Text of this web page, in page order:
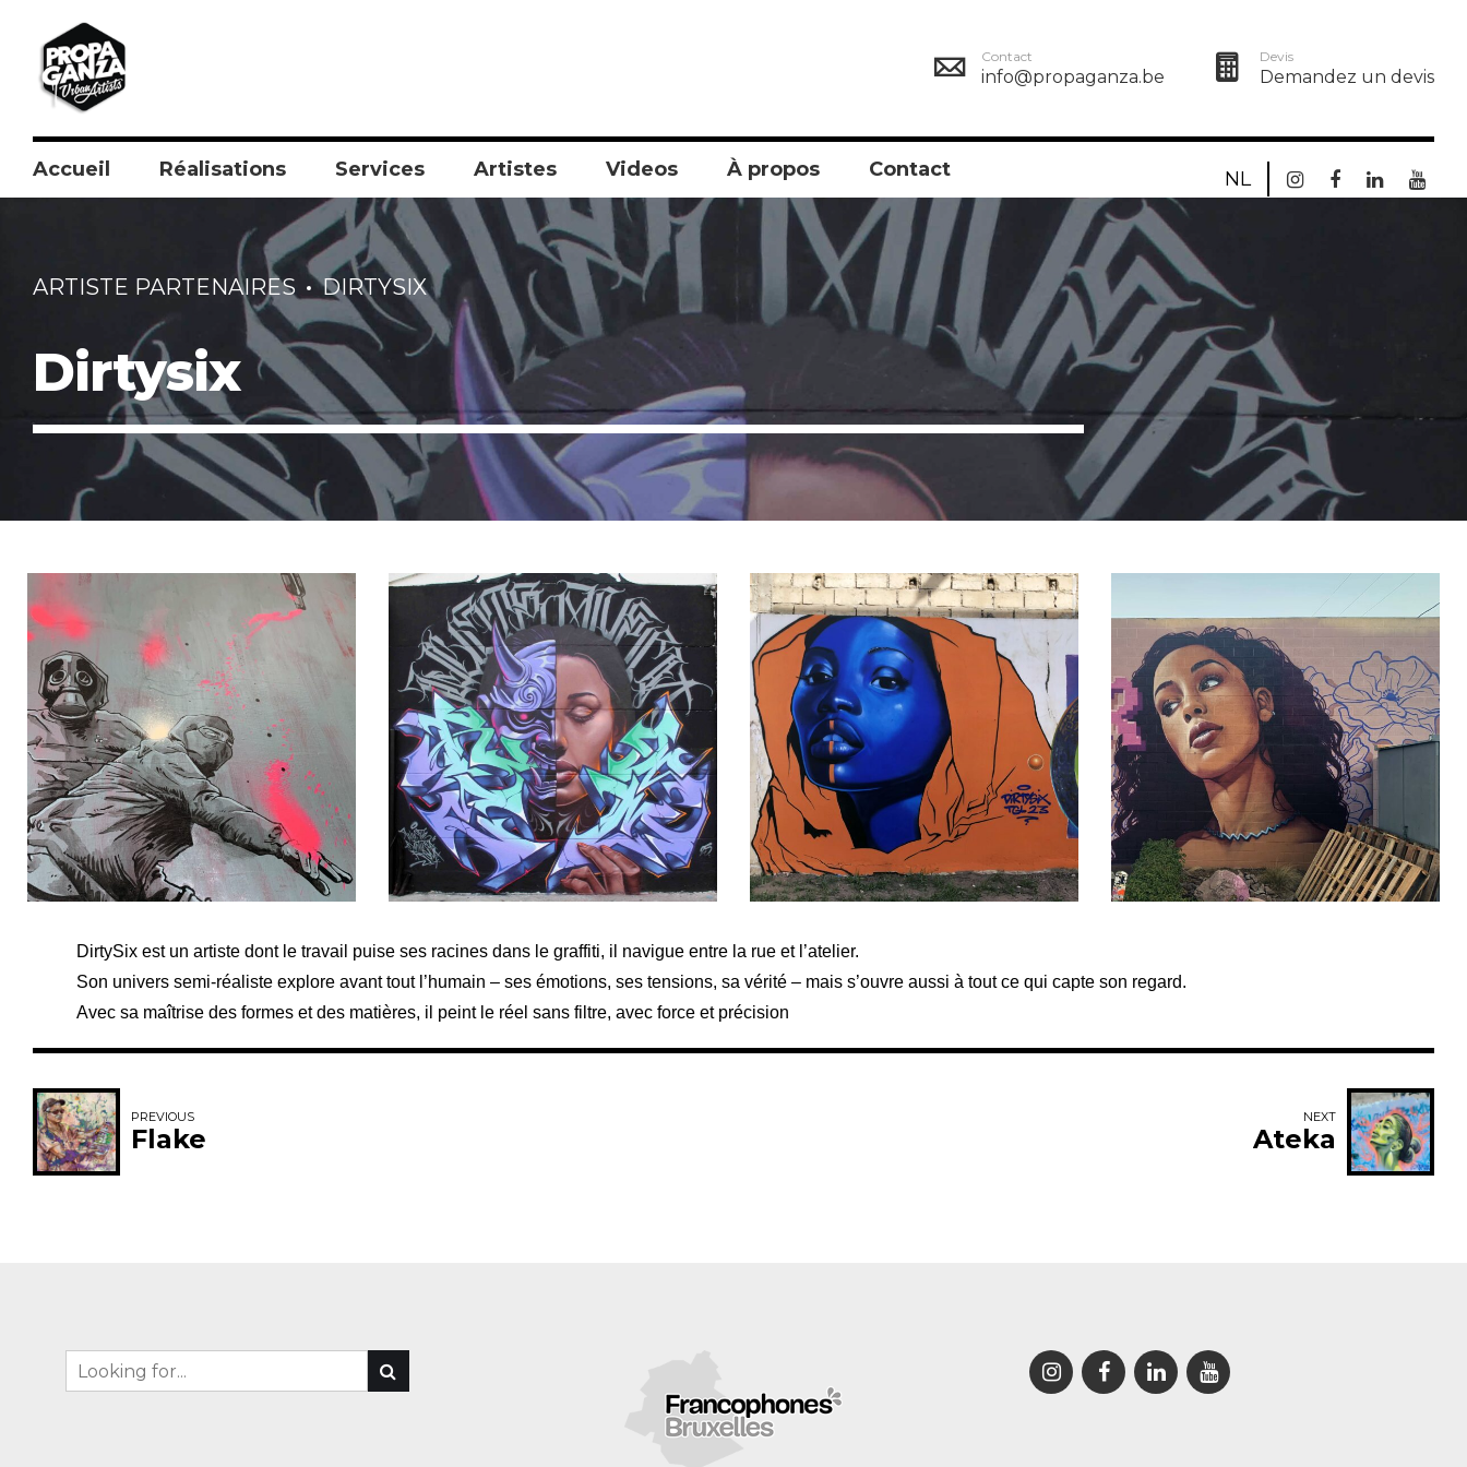
Contact
info@propaganza.be
Devis
Demandez un devis
NL
Accueil Réalisations Services Artistes Videos À propos Contact
ARTISTE PARTENAIRES DIRTYSIX
Dirtysix
DirtySix est un artiste dont le travail puise ses racines dans le graffiti, il navigue entre la rue et l’atelier.
Son univers semi-réaliste explore avant tout l’humain – ses émotions, ses tensions, sa vérité – mais s’ouvre aussi à tout ce qui capte son regard.
Avec sa maîtrise des formes et des matières, il peint le réel sans filtre, avec force et précision
PREVIOUS
Flake
NEXT
Ateka